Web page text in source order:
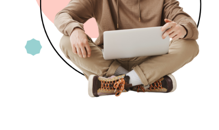
Character FX technical director
Especialista en simulaciones de
dinámicas